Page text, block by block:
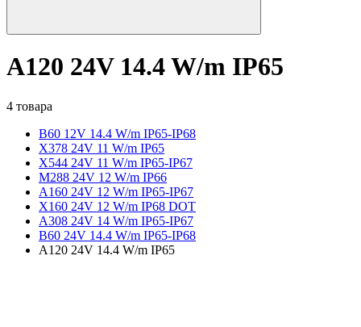
A120 24V 14.4 W/m IP65
4 товара
B60 12V 14.4 W/m IP65-IP68
X378 24V 11 W/m IP65
X544 24V 11 W/m IP65-IP67
M288 24V 12 W/m IP66
A160 24V 12 W/m IP65-IP67
X160 24V 12 W/m IP68 DOT
A308 24V 14 W/m IP65-IP67
B60 24V 14.4 W/m IP65-IP68
A120 24V 14.4 W/m IP65